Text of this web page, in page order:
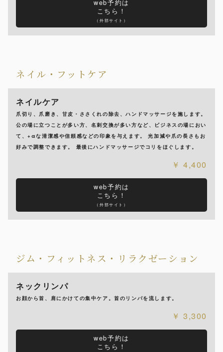
web予約は
こちら！
（外部サイト）
ネイル・フットケア
ネイルケア
爪切り、爪磨き、甘皮・ささくれの除去、ハンドマッサージを施します。
公の場に立つことが多い方、名刺交換が多い方など、ビジネスの場におい
て、+αな清潔感や信頼感などの印象を与えます。 光加減や爪の長さもお
好みで調整できます。 最後にハンドマッサージでコリをほぐします。
4,400
web予約は
こちら！
（外部サイト）
ジム・フィットネス・リラクゼーション
ネックリンパ
お顔から首、肩にかけての集中ケア。首のリンパを流します。
3,300
web予約は
こちら！